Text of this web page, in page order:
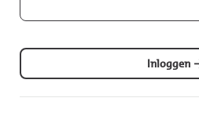
Inloggen